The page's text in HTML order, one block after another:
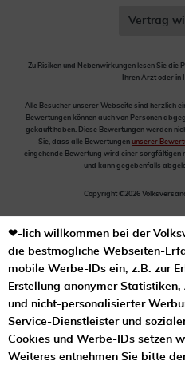
Vertrag
Zu Risiken und Nebenwirkungen lesen Sie
Ihren Arzt oder in
Alle Besucher unserer Webseite sind herzlich
Bewertungen können auch von Personen
gekauft haben. Diese Bewertungen werden
Sie, dass alle Bewertungen unserer
eingehende Bewertung wird einer sorgfältigen
und kann gegebenfalls
Copyright ©2026
❤-lich willkommen bei der
die bestmögliche Webseiten-
mobile Werbe-IDs ein, z.B. zur
Erstellung anonymer
und nicht-personalisierter
Service-Dienstleister und
Cookies und Werbe-IDs setzen
Weiteres entnehmen Sie bitte